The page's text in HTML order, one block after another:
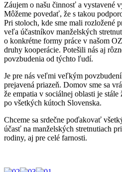
Záujem o našu činnosť a vystavené
Môžeme povedať, že s takou
Pri stoloch, kde sme mali rozložené
veľa účastníkov manželských
o konkrétne formy práce v našom
druhy kooperácie. Potešili nás aj
povzbudenia od týchto ľudí.
Je pre nás veľmi veľkým
prejavená priazeň. Domov sme sa
že empatia v sociálnej oblasti je stále
po všetkých kútoch Slovenska.
Chceme sa srdečne poďakovať
účasť na manželských stretnutiach
rodiny, aj pre celé farnosti.